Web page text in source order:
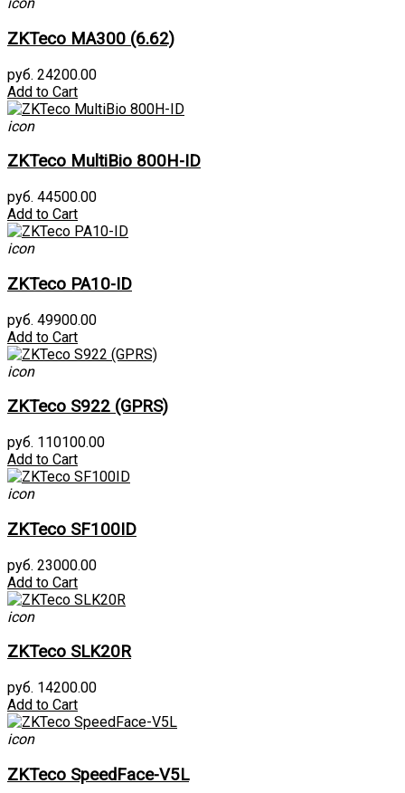
icon
ZKTeco MA300 (6.62)
руб. 24200.00
Add to Cart
icon
ZKTeco MultiBio 800H-ID
руб. 44500.00
Add to Cart
icon
ZKTeco PA10-ID
руб. 49900.00
Add to Cart
icon
ZKTeco S922 (GPRS)
руб. 110100.00
Add to Cart
icon
ZKTeco SF100ID
руб. 23000.00
Add to Cart
icon
ZKTeco SLK20R
руб. 14200.00
Add to Cart
icon
ZKTeco SpeedFace-V5L